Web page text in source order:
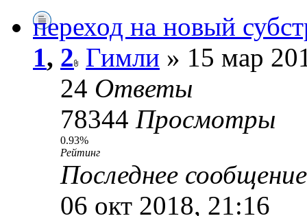
переход на новый
1, 2 Гимли » 15 мар
24 Ответы
78344 Просмотры
0.93%
Рейтинг
Последнее
06 окт 2018, 21:16